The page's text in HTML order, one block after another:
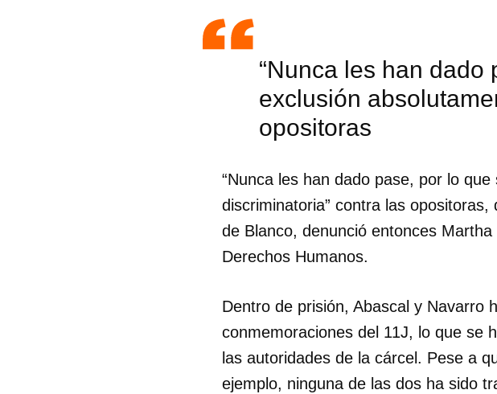
Para poder guardar como
cuenta de 14ymedio.
“Nunca les han
exclusión
opositoras
“Nunca les han dado pase, por lo
discriminatoria” contra las
de Blanco, denunció entonces
Derechos Humanos.
Dentro de prisión, Abascal y Navarro
conmemoraciones del 11J, lo que se
las autoridades de la cárcel. Pese a
ejemplo, ninguna de las dos ha sido